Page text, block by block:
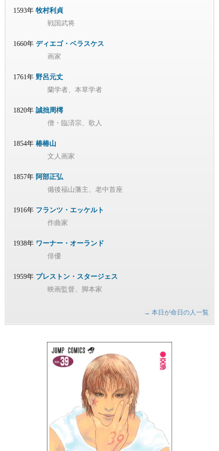
1593年 牧村利貞
戦国武将
1660年 ディエゴ・ベラスケス
画家
1761年 野呂元丈
蘭学者、本草学者
1820年 誠拙周樗
僧・臨済宗、歌人
1854年 椿椿山
文人画家
1857年 阿部正弘
備後福山藩主、老中首座
1916年 フランツ・エッケルト
作曲家
1938年 ワーナー・オーランド
俳優
1959年 プレストン・スタージェス
映画監督、脚本家
→ 本日が命日の人一覧